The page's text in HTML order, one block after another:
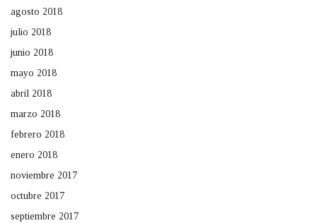
agosto 2018
julio 2018
junio 2018
mayo 2018
abril 2018
marzo 2018
febrero 2018
enero 2018
noviembre 2017
octubre 2017
septiembre 2017